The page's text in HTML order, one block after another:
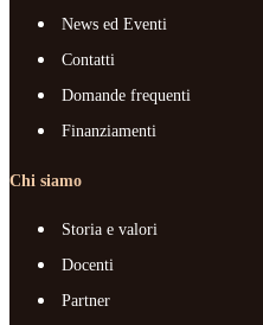
News ed Eventi
Contatti
Domande frequenti
Finanziamenti
Chi siamo
Storia e valori
Docenti
Partner